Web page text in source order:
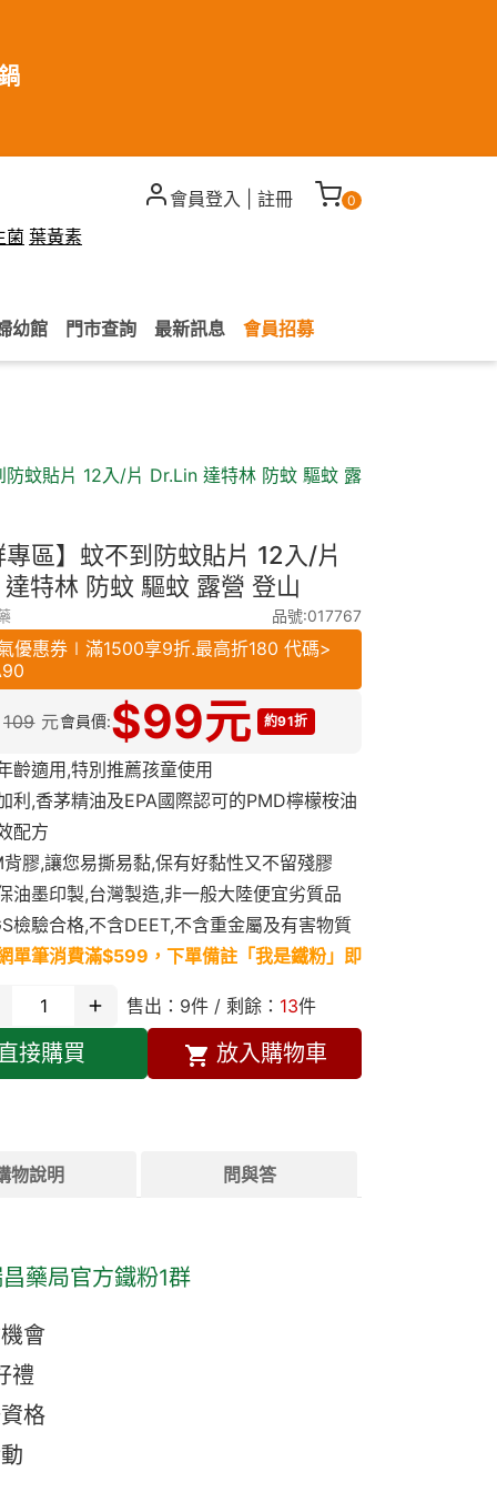
菌 葉黃素
會員登入 註冊 0
幼館 門市查詢 最新訊息 會員招募
防蚊貼片 12入/片 Dr.Lin 達特林 防蚊 驅蚊 露
區】蚊不到防蚊貼片 12入/片
特林 防蚊 驅蚊 露營 登山
品號:017767
109 元會員價:$99元 約91折
優惠券∣滿1500享9折.最高折180 代碼>
齡適用,特別推薦孩童使用
利,香茅精油及EPA國際認可的PMD檸檬桉油
配方
膠,讓您易撕易黏,保有好黏性又不留殘膠
油墨印製,台灣製造,非一般大陸便宜劣質品
檢驗合格,不含DEET,不含重金屬及有害物質
單筆消費滿$599，下單備註「我是鐵粉」即
售出： 9件 / 剩餘： 13件
接購買 放入購物車
物說明 問與答
藥局官方鐵粉1群
會
禮
格